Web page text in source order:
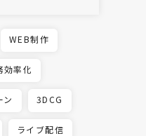
WEB制作
効率化
ン 3DCG
ライブ配信